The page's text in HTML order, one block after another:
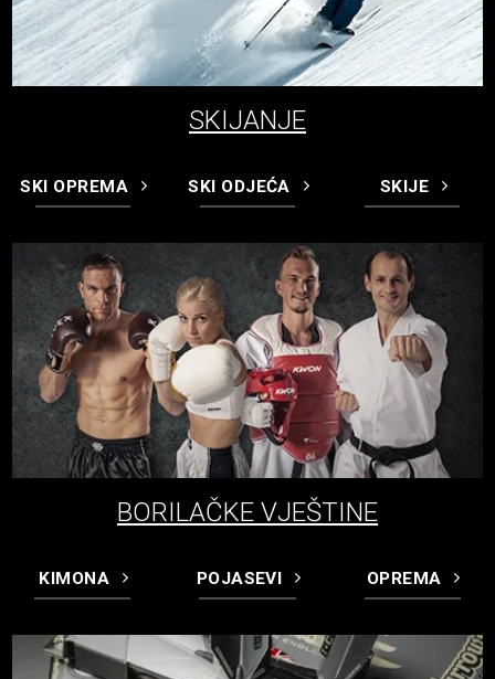
SKIJANJE
SKI OPREMA SKI ODJEĆA SKIJE
BORILAČKE VJEŠTINE
KIMONA POJASEVI OPREMA